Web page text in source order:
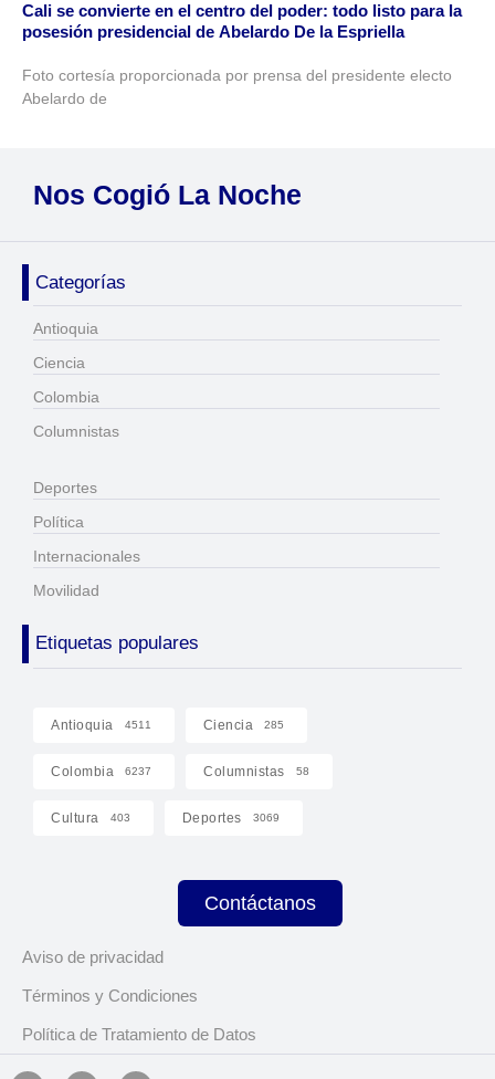
Cali se convierte en el centro del poder: todo listo para la
posesión presidencial de Abelardo De la Espriella
Foto cortesía proporcionada por prensa del presidente electo
Abelardo de
Nos Cogió La Noche
Categorías
Antioquia
Ciencia
Colombia
Columnistas
Deportes
Política
Internacionales
Movilidad
Etiquetas populares
Antioquia 4511 Ciencia 285
Colombia 6237 Columnistas 58
Cultura 403 Deportes 3069
Contáctanos
Aviso de privacidad
Términos y Condiciones
Política de Tratamiento de Datos